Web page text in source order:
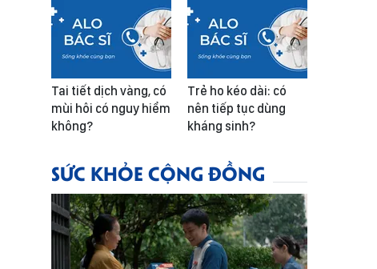
Tai tiết dịch vàng, có
mùi hôi có nguy hiểm
không?
Trẻ ho kéo dài: có
nên tiếp tục dùng
kháng sinh?
SỨC KHỎE CỘNG ĐỒNG